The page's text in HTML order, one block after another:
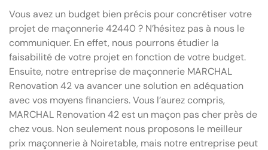
Vous avez un budget bien précis pour concrétiser votre
projet de maçonnerie 42440 ? N’hésitez pas à nous le
communiquer. En effet, nous pourrons étudier la
faisabilité de votre projet en fonction de votre budget.
Ensuite, notre entreprise de maçonnerie MARCHAL
Renovation 42 va avancer une solution en adéquation
avec vos moyens financiers. Vous l’aurez compris,
MARCHAL Renovation 42 est un maçon pas cher près de
chez vous. Non seulement nous proposons le meilleur
prix maçonnerie à Noiretable, mais notre entreprise peut